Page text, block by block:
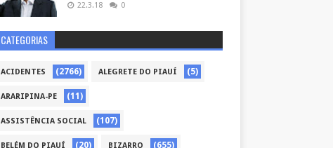
22.3.18 0
CATEGORIAS
ACIDENTES (2766) ALEGRETE DO PIAUÍ (5)
ARARIPINA-PE (11)
ASSISTÊNCIA SOCIAL (107)
BELÉM DO PIAUÍ (20) BIZARRO (655)